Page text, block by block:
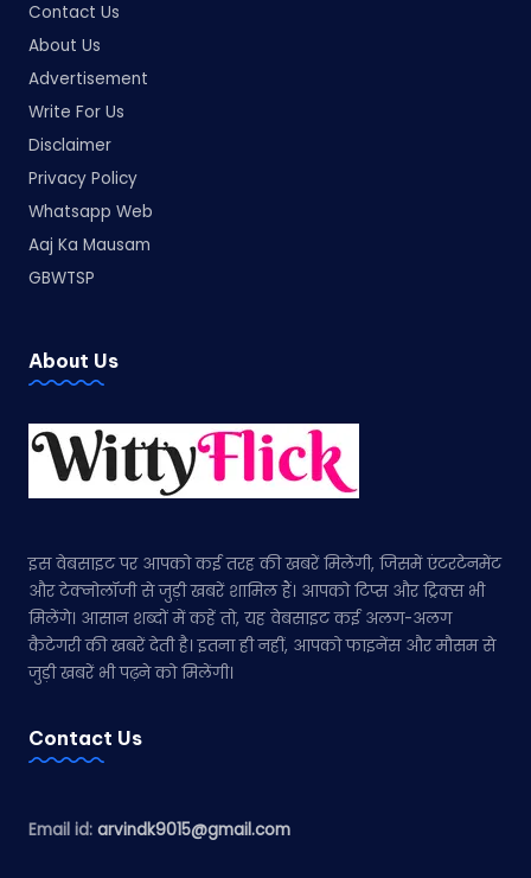
Contact Us
About Us
Advertisement
Write For Us
Disclaimer
Privacy Policy
Whatsapp Web
Aaj Ka Mausam
GBWTSP
About Us
इस वेबसाइट पर आपको कई तरह की खबरें मिलेंगी, जिसमें एंटरटेनमेंट
और टेक्नोलॉजी से जुड़ी खबरें शामिल हैं। आपको टिप्स और ट्रिक्स भी
मिलेंगे। आसान शब्दों में कहें तो, यह वेबसाइट कई अलग-अलग
कैटेगरी की खबरें देती है। इतना ही नहीं, आपको फाइनेंस और मौसम से
जुड़ी खबरें भी पढ़ने को मिलेंगी।
Contact Us
Email id: arvindk9015@gmail.com